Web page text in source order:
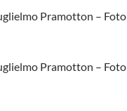
Pramotton – Foto
Pramotton – Foto